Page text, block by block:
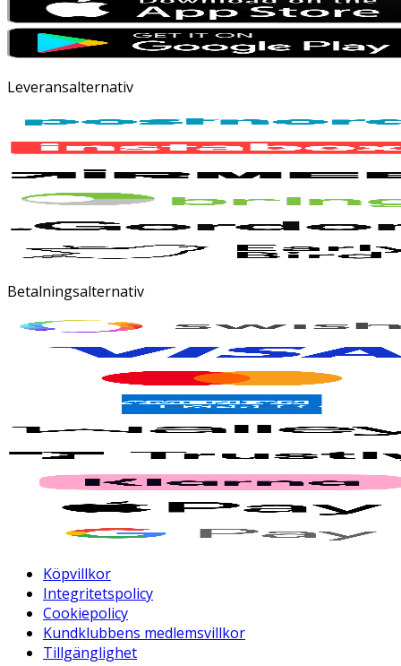
Leveransalternativ
Betalningsalternativ
Köpvillkor
Integritetspolicy
Cookiepolicy
Kundklubbens medlemsvillkor
Tillgänglighet